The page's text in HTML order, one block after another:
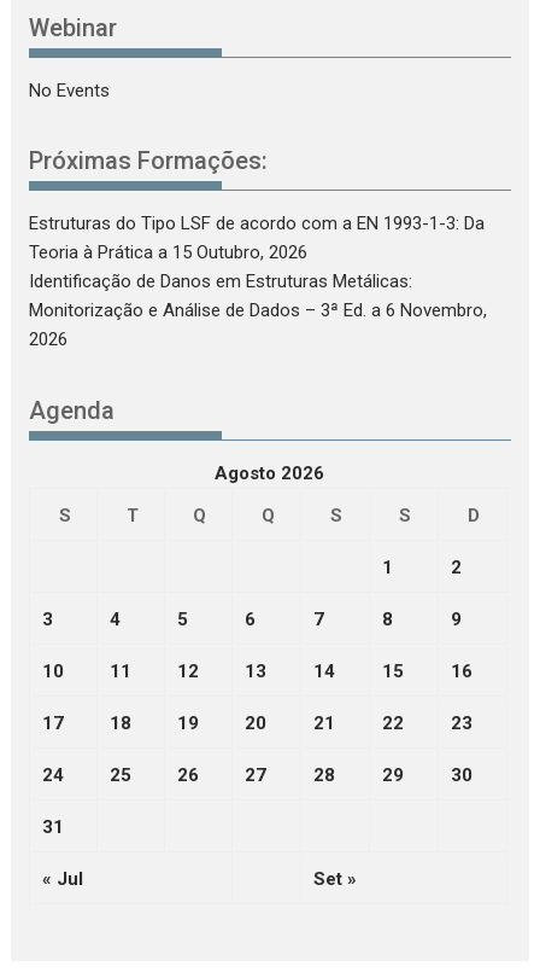
Webinar
No Events
Próximas Formações:
Estruturas do Tipo LSF de acordo com a EN 1993-1-3: Da
Teoria à Prática a 15 Outubro, 2026
Identificação de Danos em Estruturas Metálicas:
Monitorização e Análise de Dados – 3ª Ed. a 6 Novembro,
2026
Agenda
Agosto 2026
S
T Q Q S S D
1 2
3 4 5 6 7 8 9
10 11 12 13 14 15 16
17 18 19 20 21 22 23
24 25 26 27 28 29 30
31
« Jul Set »